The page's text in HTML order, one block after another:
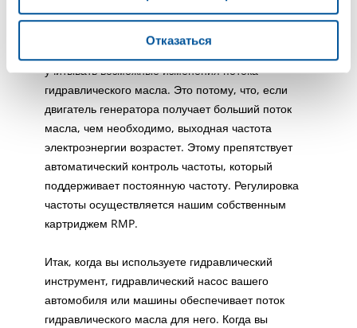
Отказаться
То же самое и с частотой. При проектировании
учитывать возможные изменения потока
гидравлического масла. Это потому, что, если
двигатель генератора получает больший поток
масла, чем необходимо, выходная частота
электроэнергии возрастет. Этому препятствует
автоматический контроль частоты, который
поддерживает постоянную частоту. Регулировка
частоты осуществляется нашим собственным
картриджем RMP.
Итак, когда вы используете гидравлический
инструмент, гидравлический насос вашего
автомобиля или машины обеспечивает поток
гидравлического масла для него. Когда вы